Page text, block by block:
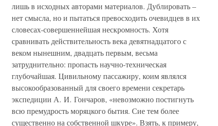
лишь в исходных авторами материалов. Дублировать –
нет смысла, но и пытаться превосходить очевидцев в их
словесах-совершеннейшая нескромность. Хотя
сравнивать действительность века девятнадцатого с
веком нынешним, двадцать первым, весьма
затруднительно: пропасть научно-техническая
глубочайшая. Цивильному пассажиру, коим являлся
высокообразованный для своего времени секретарь
экспедиции А. И. Гончаров, «невозможно постигнуть
всю премудрость моряцкого бытия. Сие тем более
существенно на собственной шкуре». Взять, к примеру,